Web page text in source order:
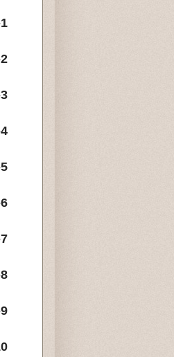
1-فقد ذكر في هذا الكتاب كلمة.."فإن تاب وإلا قتل".. (75) مرة.
2- وكلمة.."فهو كافر".. (111) مرة.
3-وكلمة .." يجب قتله".. (13) مرة
4- وكلمة.."وجب قتله".. (9) مرات
5- وكلمة.."فإن أصر على ذلك قتل".. (مرة واحدة).
6-وكلمة.."قتل باتفاق الفقهاء"..(مرة واحدة).
7-وكلمة.."جاز قتله".. (مرتين).
8-وكلمة.."فهو مرتد"..(5)مرات.
9- وكلمة.."فإن تابوا وإلا قتلوا"..(3) مرات.
10-